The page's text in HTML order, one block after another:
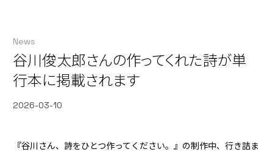
News
谷川俊太郎さんの作ってくれた詩が単
行本に掲載されます
2026-03-10
『谷川さん、詩をひとつ作ってください。』の制作中、行き詰ま